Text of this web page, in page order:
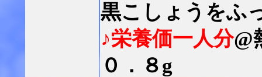
黒こしょうをふ
♪栄養価一人分@
０．８g